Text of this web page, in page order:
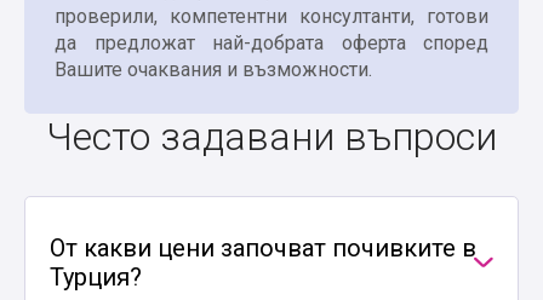
проверили, компетентни консултанти, готови
да предложат най-добрата оферта според
Вашите очаквания и възможности.
Често задавани въпроси
От какви цени започват почивките в
Турция?